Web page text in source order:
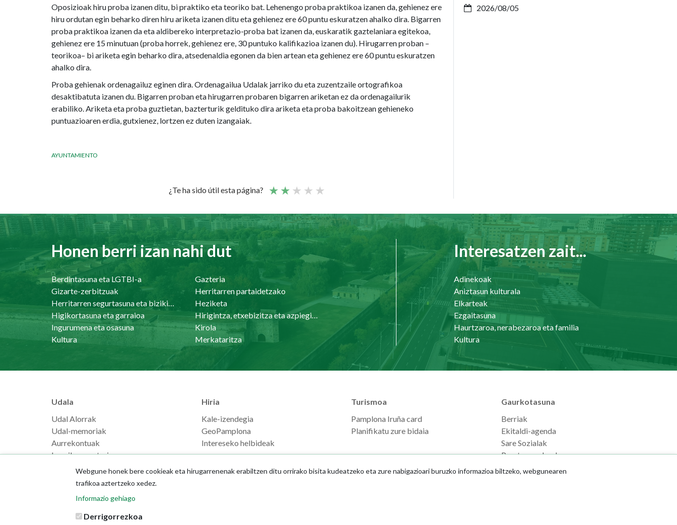
Oposizioak hiru proba izanen ditu, bi praktiko eta teoriko bat. Lehenengo proba praktikoa izanen da, gehienez ere
hiru ordutan egin beharko diren hiru ariketa izanen ditu eta gehienez ere 60 puntu eskuratzen ahalko dira. Bigarren
proba praktikoa izanen da eta aldibereko interpretazio-proba bat izanen da, euskaratik gaztelaniara egitekoa,
gehienez ere 15 minutuan (proba horrek, gehienez ere, 30 puntuko kalifikazioa izanen du). Hirugarren proban –
teorikoa– bi ariketa egin beharko dira, atsedenaldia egonen da bien artean eta gehienez ere 60 puntu eskuratzen
ahalko dira.
Proba gehienak ordenagailuz eginen dira. Ordenagailua Udalak jarriko du eta zuzentzaile ortografikoa
desaktibatuta izanen du. Bigarren proban eta hirugarren probaren bigarren ariketan ez da ordenagailurik
erabiliko. Ariketa eta proba guztietan, bazterturik geldituko dira ariketa eta proba bakoitzean gehieneko
puntuazioaren erdia, gutxienez, lortzen ez duten izangaiak.
AYUNTAMIENTO
¿Te ha sido útil esta página?
2026/08/05
Honen berri izan nahi dut
Berdintasuna eta LGTBI-a
Gazteria
Gizarte-zerbitzuak
Herritarren partaidetzako
Heziketa
Higikortasuna eta garraioa
Ingurumena eta osasuna
Kirola
Kultura
Merkataritza
Interesatzen zait...
Adinekoak
Aniztasun kulturala
Elkarteak
Ezgaitasuna
Haurtzaroa, nerabezaroa eta familia
Kultura
Udala
Udal Alorrak
Udal-memoriak
Aurrekontuak
Langilearen ataria
Hiria
Kale-izendegia
GeoPamplona
Intereseko helbideak
Turismoa
Pamplona Iruña card
Planifikatu zure bidaia
Gaurkotasuna
Berriak
Ekitaldi-agenda
Sare Sozialak
Prentsaurrekoak
Webgune honek bere cookieak eta hirugarrenenak erabiltzen ditu orrirako bisita kudeatzeko eta zure nabigazioari buruzko informazioa biltzeko, webgunearen
trafikoa aztertzeko xedez.
Informazio gehiago
Derrigorrezkoa